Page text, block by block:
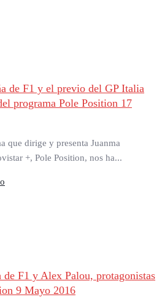
de F1 y el previo del GP Italia
programa Pole Position 17
que dirige y presenta Juanma
+, Pole Position, nos ha...
F1 y Alex Palou, protagonistas
9 Mayo 2016